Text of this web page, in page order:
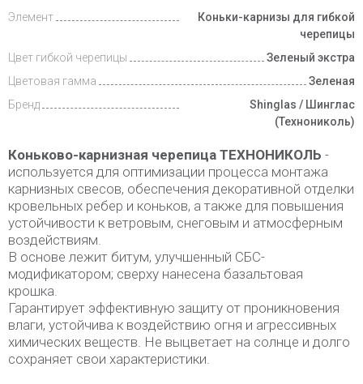
Элемент
Коньки-карнизы для гибкой
черепицы
Цвет гибкой черепицы
Зеленый экстра
Цветовая гамма
Зеленая
Бренд
Shinglas / Шинглас
(Технониколь)
Коньково-карнизная черепица ТЕХНОНИКОЛЬ -
используется для оптимизации процесса монтажа
карнизных свесов, обеспечения декоративной отделки
кровельных ребер и коньков, а также для повышения
устойчивости к ветровым, снеговым и атмосферным
воздействиям.
В основе лежит битум, улучшенный СБС-
модификатором; сверху нанесена базальтовая
крошка.
Гарантирует эффективную защиту от проникновения
влаги, устойчива к воздействию огня и агрессивных
химических веществ. Не выцветает на солнце и долго
сохраняет свои характеристики.